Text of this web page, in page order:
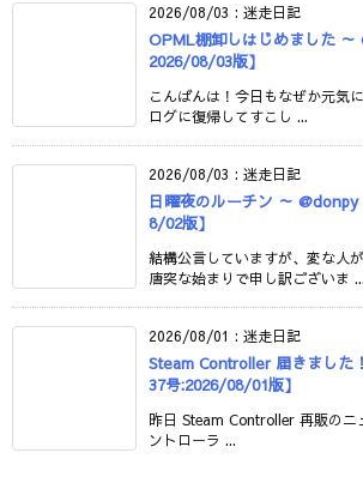
2026/08/03 : 迷走日記
OPML棚卸しはじめました ～
2026/08/03版】
こんばんは！今日もなぜか元気
ログに復帰してすこし ...
2026/08/03 : 迷走日記
日曜夜のルーチン ～
8/02版】
結構公言していますが、変な人
唐突な始まりで申し訳ございま ...
2026/08/01 : 迷走日記
Steam Controller 届きました
37号:2026/08/01版】
昨日 Steam Controller 再販のニ
ントローラ ...